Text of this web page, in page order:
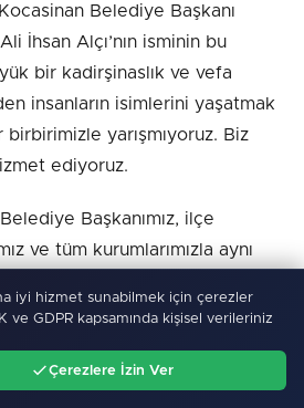
Belediye Başkanı
İhsan Alçı’nın isminin bu
bir kadirşinaslık ve vefa
insanların isimlerini yaşatmak
yarışmıyoruz. Biz
ediyoruz.
Başkanımız, ilçe
ve tüm kurumlarımızla aynı
VE YEREL YÖNETİMİN UYUMU
YANSIYOR” Ulaştırma ve
Uraloğlu ise Ali İhsan Alçı
iyi hizmet sunabilmek için çerezler
ve GDPR kapsamında kişisel verileriniz
Çerezlere İzin Ver
Ara Menü